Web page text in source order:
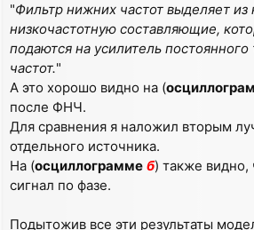
"Фильтр нижних частот выделяет из
низкочастотную составляющие,
подаются на усилитель постоянного
частот."
А это хорошо видно на (
после ФНЧ.
Для сравнения я наложил вторым
отдельного источника.
На (осциллограмме б) также видно,
сигнал по фазе.
Подытожив все эти результаты